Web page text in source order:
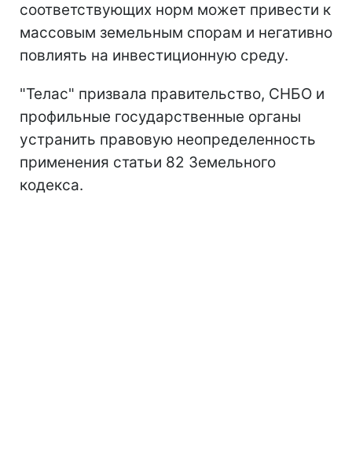
соответствующих норм может привести к
массовым земельным спорам и негативно
повлиять на инвестиционную среду.
"Телас" призвала правительство, СНБО и
профильные государственные органы
устранить правовую неопределенность
применения статьи 82 Земельного
кодекса.